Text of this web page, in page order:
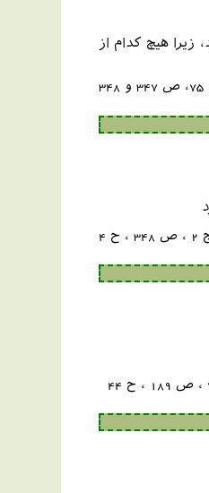
هیچ کدام از